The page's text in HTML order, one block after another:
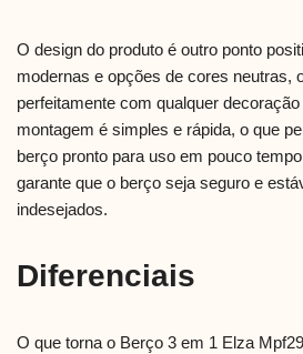
O design do produto é outro ponto
modernas e opções de cores neutras,
perfeitamente com qualquer
montagem é simples e rápida, o que
berço pronto para uso em pouco
garante que o berço seja seguro e
indesejados.
Diferenciais
O que torna o Berço 3 em 1 Elza